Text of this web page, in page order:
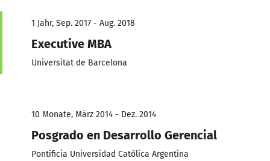
1 Jahr, Sep. 2017 - Aug. 2018
Executive MBA
Universitat de Barcelona
10 Monate, März 2014 - Dez. 2014
Posgrado en Desarrollo Gerencial
Pontificia Universidad Católica Argentina